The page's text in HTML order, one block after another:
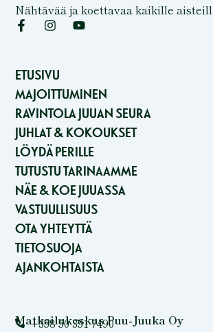
Nähtävää ja koettavaa kaikille
F
a
b
o
o
k
-
f
I
a
g
r
a
m
Y
b
e
ETUSIVU
MAJOITTUMINEN
RAVINTOLA JUUAN SEURA
JUHLAT & KOKOUKSET
LÖYDÄ PERILLE
TUTUSTU TARINAAMME
NÄE & KOE JUUASSA
VASTUULLISUUS
OTA YHTEYTTÄ
TIETOSUOJA
AJANKOHTAISTA
Matkailukeskus Puu-Juuka Oy
+358 50 351 7490